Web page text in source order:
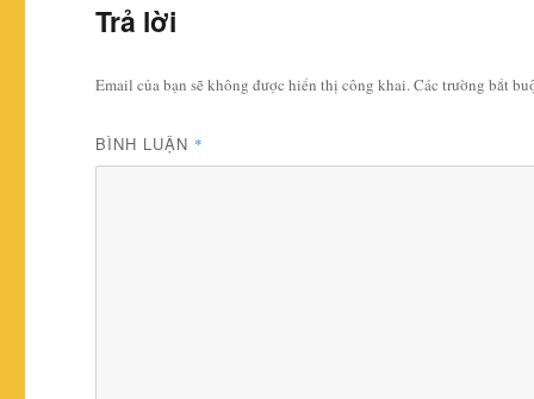
Trả lời
Email của bạn sẽ không được hiển thị công khai.Các trường bắt
BÌNH LUẬN *